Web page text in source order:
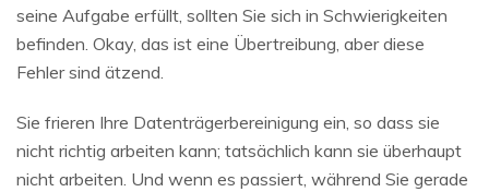
seine Aufgabe erfüllt, sollten Sie sich in Schwierigkeiten
befinden. Okay, das ist eine Übertreibung, aber diese
Fehler sind ätzend.
Sie frieren Ihre Datenträgerbereinigung ein, so dass sie
nicht richtig arbeiten kann; tatsächlich kann sie überhaupt
nicht arbeiten. Und wenn es passiert, während Sie gerade